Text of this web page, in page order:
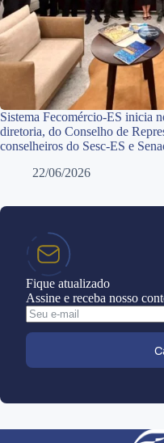
Sistema Fecomércio-ES inicia
diretoria, do Conselho de
conselheiros do Sesc-ES e
22/06/2026
Fique atualizado
Assine e receba nosso